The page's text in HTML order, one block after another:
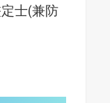
士(兼防